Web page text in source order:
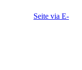
Seite via E-